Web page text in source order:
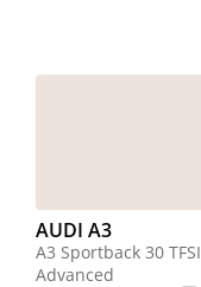
AUDI A3
A3 Sportback 30 TFSI
Advanced